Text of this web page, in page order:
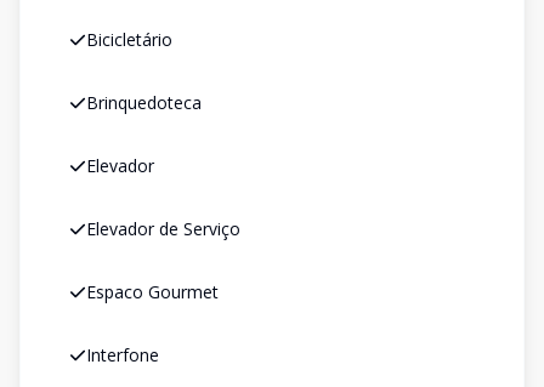
Bicicletário
Brinquedoteca
Elevador
Elevador de Serviço
Espaco Gourmet
Interfone